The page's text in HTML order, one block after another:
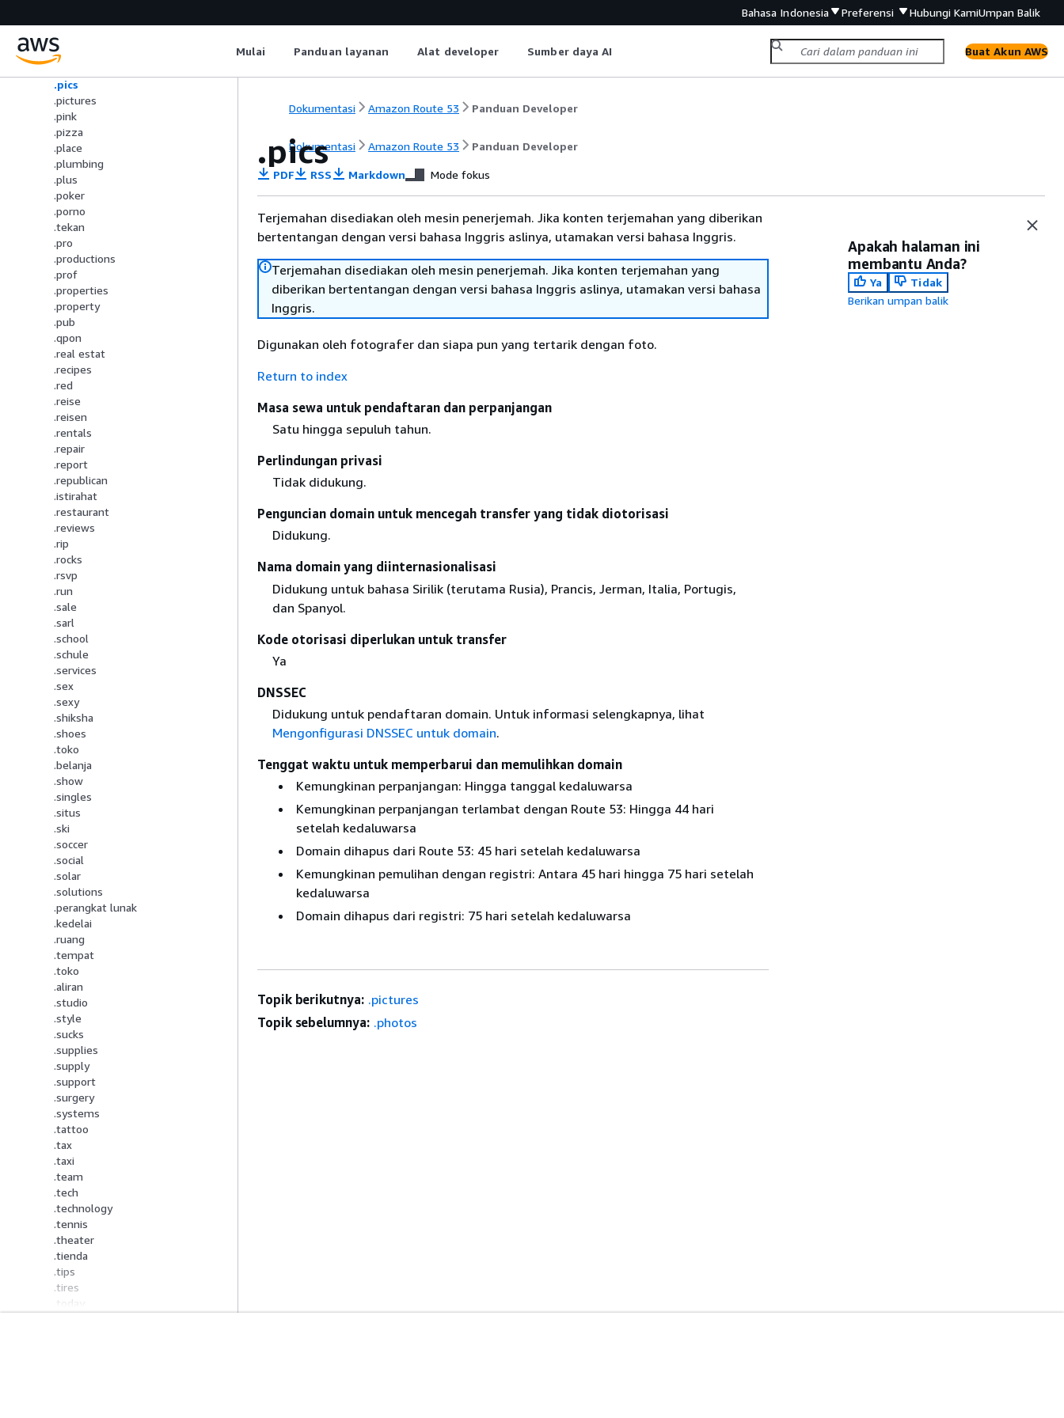
Bahasa Indonesia Preferensi Hubungi KamiUmpan Balik
Mulai Panduan layanan Alat developer Sumber daya AI Buat Akun AWS
.photo
.photography
.pics
.pictures
.pink
.pizza
.place
.plumbing
.plus
.poker
.porno
.tekan
.pro
.productions
.prof
.properties
.property
.pub
.qpon
.real estat
.recipes
.red
.reise
.reisen
.rentals
.repair
.report
.republican
.istirahat
.restaurant
.reviews
.rip
.rocks
.rsvp
.run
.sale
.sarl
.school
.schule
.services
.sex
.sexy
.shiksha
.shoes
.toko
.belanja
.show
.singles
.situs
.ski
.soccer
.social
.solar
.solutions
.perangkat lunak
.kedelai
.ruang
.tempat
.toko
.aliran
.studio
.style
.sucks
.supplies
.supply
.support
.surgery
.systems
.tattoo
.tax
.taxi
.team
.tech
.technology
.tennis
.theater
.tienda
.tips
.tires
.today
Dokumentasi Amazon Route 53 Panduan Developer
Dokumentasi Amazon Route 53 Panduan Developer
.pics
PDF RSS Markdown Mode fokus
Terjemahan disediakan oleh mesin penerjemah. Jika konten terjemahan yang diberikan
bertentangan dengan versi bahasa Inggris aslinya, utamakan versi bahasa Inggris.
Terjemahan disediakan oleh mesin penerjemah. Jika konten terjemahan yang
diberikan bertentangan dengan versi bahasa Inggris aslinya, utamakan versi bahasa
Inggris.
Digunakan oleh fotografer dan siapa pun yang tertarik dengan foto.
Return to index
Masa sewa untuk pendaftaran dan perpanjangan
Satu hingga sepuluh tahun.
Perlindungan privasi
Tidak didukung.
Penguncian domain untuk mencegah transfer yang tidak diotorisasi
Didukung.
Nama domain yang diinternasionalisasi
Didukung untuk bahasa Sirilik (terutama Rusia), Prancis, Jerman, Italia, Portugis,
dan Spanyol.
Kode otorisasi diperlukan untuk transfer
Ya
DNSSEC
Didukung untuk pendaftaran domain. Untuk informasi selengkapnya, lihat
Mengonfigurasi DNSSEC untuk domain.
Tenggat waktu untuk memperbarui dan memulihkan domain
Kemungkinan perpanjangan: Hingga tanggal kedaluwarsa
Kemungkinan perpanjangan terlambat dengan Route 53: Hingga 44 hari
setelah kedaluwarsa
Domain dihapus dari Route 53: 45 hari setelah kedaluwarsa
Kemungkinan pemulihan dengan registri: Antara 45 hari hingga 75 hari setelah
kedaluwarsa
Domain dihapus dari registri: 75 hari setelah kedaluwarsa
Apakah halaman ini
membantu Anda?
Ya
Tidak
Berikan umpan balik
Topik berikutnya: .pictures
Topik sebelumnya: .photos